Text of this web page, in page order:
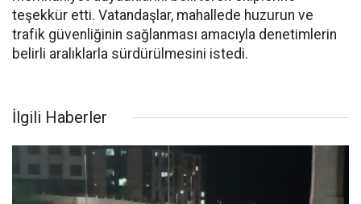
teşekkür etti. Vatandaşlar, mahallede huzurun ve
trafik güvenliğinin sağlanması amacıyla denetimlerin
belirli aralıklarla sürdürülmesini istedi.
İlgili Haberler